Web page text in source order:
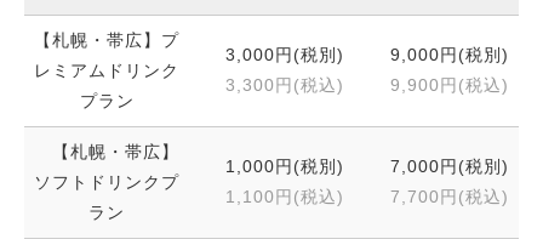
【札幌・帯広】プ
レミアムドリンク
プラン
3,000円(税別)
3,300円(税込)
9,000円(税別)
9,900円(税込)
【札幌・帯広】
ソフトドリンクプ
ラン
1,000円(税別)
1,100円(税込)
7,000円(税別)
7,700円(税込)